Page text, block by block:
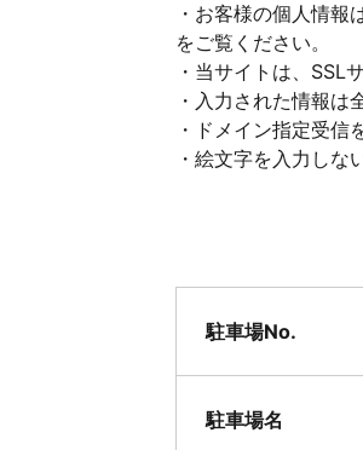
・お客様の個人情報
をご覧ください。
・当サイトは、SSL
・入力された情報は
・ドメイン指定受
・絵文字を入力しな
駐車場No.
駐車場名